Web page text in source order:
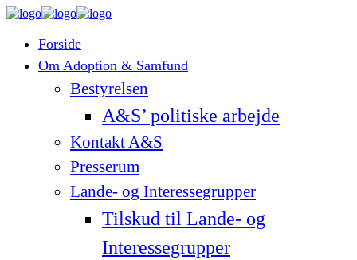
Forside
Om Adoption & Samfund
Bestyrelsen
A&S’ politiske arbejde
Kontakt A&S
Presserum
Lande- og Interessegrupper
Tilskud til Lande- og
Interessegrupper